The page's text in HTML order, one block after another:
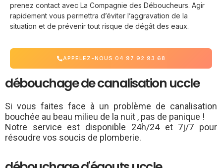
prenez contact avec La Compagnie des Déboucheurs. Agir
rapidement vous permettra d’éviter l’aggravation de la
situation et de prévenir tout risque de dégât des eaux.
APPELEZ-NOUS 04 97 92 93 68
débouchage de canalisation uccle
Si vous faites face à un problème de canalisation
bouchée au beau milieu de la nuit , pas de panique !
Notre service est disponible 24h/24 et 7j/7 pour
résoudre vos soucis de plomberie.